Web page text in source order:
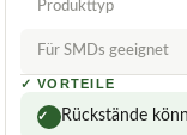
Produkttyp
Für SMDs geeignet
✓ VORTEILE
✓ Rückstände